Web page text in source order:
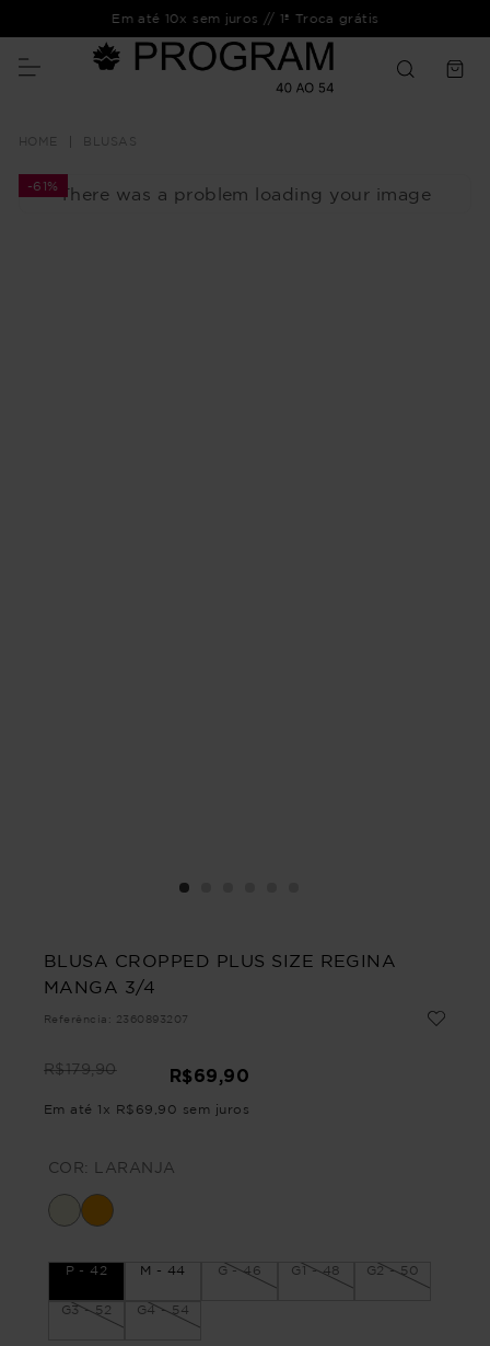
Em até 10x sem juros // 1ª Troca grátis
BLUSAS
There was a problem loading your image
-61%
BLUSA CROPPED PLUS SIZE REGINA
MANGA 3/4
Referência : 2360893207
R$179,90 R$69,90
Em até 1 x R$ 69 90 sem juros
COR: LARANJA
P - 42 M - 44 G - 46 G1 - 48 G2 - 50
G3 - 52 G4 - 54